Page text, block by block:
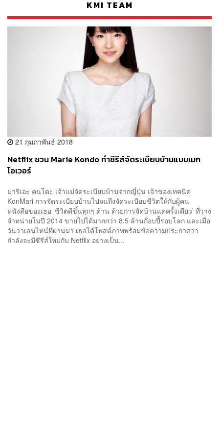
KMI TEAM
21 กุมภาพันธ์ 2018
Netflix ชวน Marie Kondo ทำซีรีส์จัดระเบียบบ้านแบบเมก
โอเวอร์
มาริเอะ คนโดะ เจ้าแม่จัดระเบียบบ้านจากญี่ปุ่น เจ้าของเทคนิค
KonMari การจัดระเบียบบ้านไปจนถึงจัดระเบียบชีวิตให้กับผู้คน
หนังสือของเธอ ‘ชีวิตดีขึ้นทุกๆ ด้าน ด้วยการจัดบ้านแค่ครั้งเดียว’ ที่วาง
จำหน่ายในปี 2014 ขายไปได้มากกว่า 8.5 ล้านก๊อบปี้รอบโลก และเมื่อ
วันวาเลนไทน์ที่ผ่านมา เธอได้โพสต์ภาพพร้อมข้อความประกาศว่า
กำลังจะมีซีรีส์ใหม่กับ Netflix อย่างเป็น...